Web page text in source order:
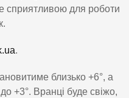
сприятливою для роботи
.
близько +6°, а
+3°. Вранці буде свіжо,